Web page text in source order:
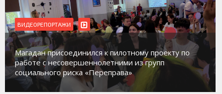
ВИДЕОРЕПОРТАЖИ
Магадан присоединился к пилотному проекту по
работе с несовершеннолетними из групп
социального риска «Переправа»